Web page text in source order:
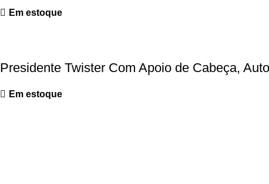
Em estoque
Presidente Twister Com Apoio de Cabeça,
Em estoque